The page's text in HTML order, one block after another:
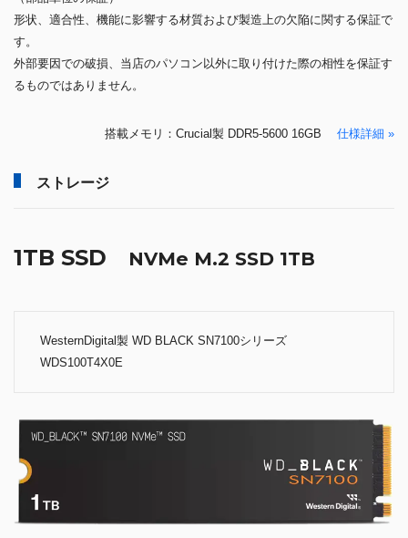
形状、適合性、機能に影響する材質および製造上の欠陥に関する保証で
す。
外部要因での破損、当店のパソコン以外に取り付けた際の相性を保証す
るものではありません。
搭載メモリ：Crucial製 DDR5-5600 16GB 仕様詳細 »
ストレージ
1TB SSD NVMe M.2 SSD 1TB
WesternDigital製 WD BLACK SN7100シリーズ
WDS100T4X0E